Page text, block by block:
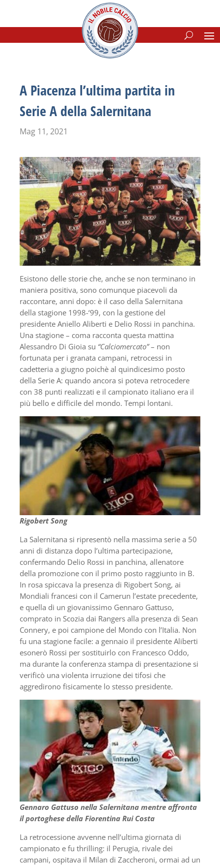
A Piacenza l’ultima partita in
Serie A della Salernitana
Mag 11, 2021
Esistono delle storie che, anche se non terminano in
maniera positiva, sono comunque piacevoli da
raccontare, anni dopo: è il caso della Salernitana
della stagione 1998-‘99, con la gestione del
presidente Aniello Aliberti e Delio Rossi in panchina.
Una stagione – coma racconta questa mattina
Alessandro Di Gioia su “Calciomercato”– non
fortunata per i granata campani, retrocessi in
cadetteria a giugno poichè al quindicesimo posto
della Serie A: quando ancora si poteva retrocedere
con 38 punti realizzati e il campionato italiano era il
più bello e difficile del mondo. Tempi lontani.
Rigobert Song
La Salernitana si ripresentò nella massima serie a 50
anni di distanza dopo l’ultima partecipazione,
confermando Delio Rossi in panchina, allenatore
della promozione con il primo posto raggiunto in B.
In rosa spiccava la presenza di Rigobert Song, ai
Mondiali francesi con il Camerun l’estate precedente,
e quella di un giovanissimo Gennaro Gattuso,
comprato in Scozia dai Rangers alla presenza di Sean
Connery, e poi campione del Mondo con l’Italia. Non
fu una stagione facile: a gennaio il presidente Aliberti
esonerò Rossi per sostituirlo con Francesco Oddo,
ma durante la conferenza stampa di presentazione si
verificò una violenta irruzione dei tifosi che
aggredirono fisicamente lo stesso presidente.
Gennaro Gattuso nella Salernitana mentre affronta
il portoghese della Fiorentina Rui Costa
La retrocessione avvenne nell’ultima giornata di
campionato e fu thrilling: il Perugia, rivale dei
campani, ospitava il Milan di Zaccheroni, ormai ad un